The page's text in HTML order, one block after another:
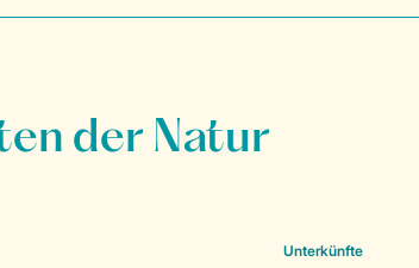
der Natur
Unterkünfte